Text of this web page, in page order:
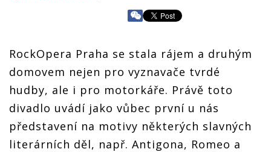
RockOpera Praha se stala rájem a druhým
domovem nejen pro vyznavače tvrdé
hudby, ale i pro motorkáře. Právě toto
divadlo uvádí jako vůbec první u nás
představení na motivy některých slavných
literárních děl, např. Antigona, Romeo a